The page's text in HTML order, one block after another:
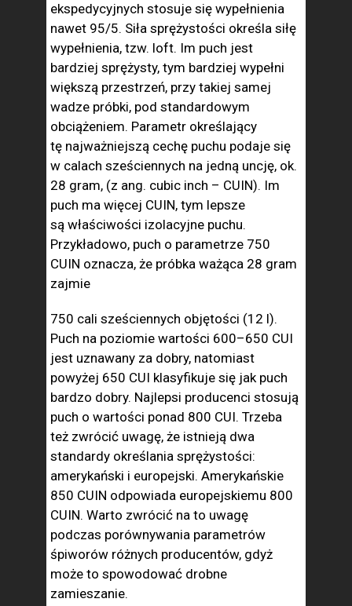
ekspedycyjnych stosuje się wypełnienia
nawet 95/5. Siła sprężystości określa siłę
wypełnienia, tzw. loft. Im puch jest
bardziej sprężysty, tym bardziej wypełni
większą przestrzeń, przy takiej samej
wadze próbki, pod standardowym
obciążeniem. Parametr określający
tę najważniejszą cechę puchu podaje się
w calach sześciennych na jedną uncję, ok.
28 gram, (z ang. cubic inch – CUIN). Im
puch ma więcej CUIN, tym lepsze
są właściwości izolacyjne puchu.
Przykładowo, puch o parametrze 750
CUIN oznacza, że próbka ważąca 28 gram
zajmie
750 cali sześciennych objętości (12 l).
Puch na poziomie wartości 600–650 CUI
jest uznawany za dobry, natomiast
powyżej 650 CUI klasyfikuje się jak puch
bardzo dobry. Najlepsi producenci stosują
puch o wartości ponad 800 CUI. Trzeba
też zwrócić uwagę, że istnieją dwa
standardy określania sprężystości:
amerykański i europejski. Amerykańskie
850 CUIN odpowiada europejskiemu 800
CUIN. Warto zwrócić na to uwagę
podczas porównywania parametrów
śpiworów różnych producentów, gdyż
może to spowodować drobne
zamieszanie.